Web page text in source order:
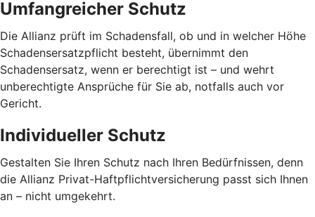
Umfangreicher Schutz
Die Allianz prüft im Schadensfall, ob und in welcher Höhe
Schadensersatzpflicht besteht, übernimmt den
Schadensersatz, wenn er berechtigt ist – und wehrt
unberechtigte Ansprüche für Sie ab, notfalls auch vor
Gericht.
Individueller Schutz
Gestalten Sie Ihren Schutz nach Ihren Bedürfnissen, denn
die Allianz Privat-Haftpflichtversicherung passt sich Ihnen
an – nicht umgekehrt.